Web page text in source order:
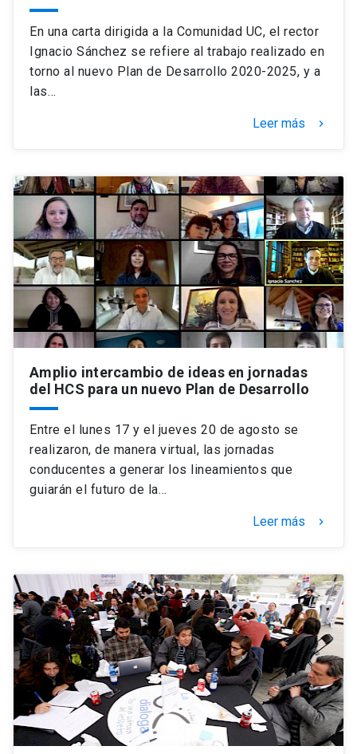
En una carta dirigida a la Comunidad UC, el rector
Ignacio Sánchez se refiere al trabajo realizado en
torno al nuevo Plan de Desarrollo 2020-2025, y a
las…
Leer más keyboard_arrow_right
Amplio intercambio de ideas en jornadas
del HCS para un nuevo Plan de Desarrollo
Entre el lunes 17 y el jueves 20 de agosto se
realizaron, de manera virtual, las jornadas
conducentes a generar los lineamientos que
guiarán el futuro de la…
Leer más keyboard_arrow_right